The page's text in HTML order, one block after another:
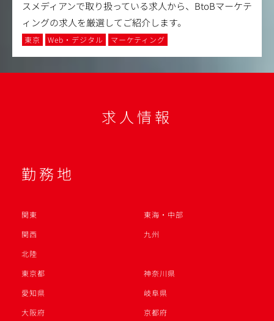
スメディアンで取り扱っている求人から、BtoBマーケテ
ィングの求人を厳選してご紹介します。
東京 Web・デジタル マーケティング
求人情報
勤務地
関東
東海・中部
関西
九州
北陸
東京都
神奈川県
愛知県
岐阜県
大阪府
京都府